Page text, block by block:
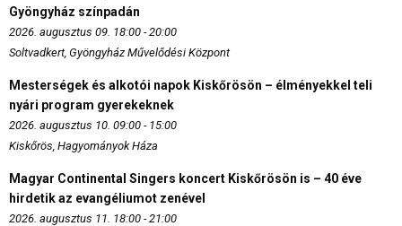
Gyöngyház színpadán
2026. augusztus 09. 18:00 - 20:00
Soltvadkert, Gyöngyház Művelődési Központ
Mesterségek és alkotói napok Kiskőrösön – élményekkel teli
nyári program gyerekeknek
2026. augusztus 10. 09:00 - 15:00
Kiskőrös, Hagyományok Háza
Magyar Continental Singers koncert Kiskőrösön is – 40 éve
hirdetik az evangéliumot zenével
2026. augusztus 11. 18:00 - 21:00